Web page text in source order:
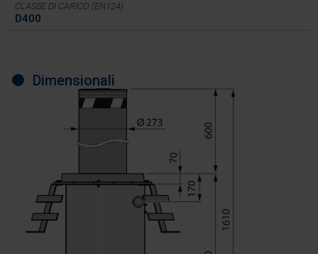
CLASSE DI CARICO (EN124)
D400
Dimensionali